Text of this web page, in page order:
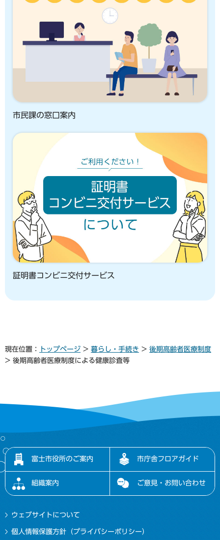
市民課の窓口案内
証明書コンビニ交付サービス
現在位置： トップページ > 暮らし・手続き > 後期高齢者医療制度
> 後期高齢者医療制度による健康診査等
富士市役所のご案内 市庁舎フロアガイド
組織案内 ご意見・お問い合わせ
ウェブサイトについて
個人情報保護方針（プライバシーポリシー）